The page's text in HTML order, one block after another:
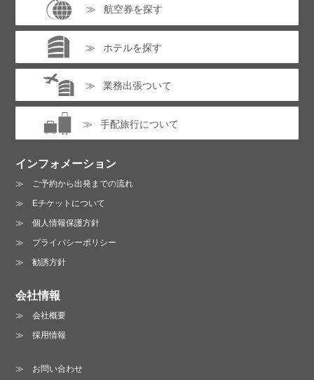
航空券を探す
ホテルを探す
業務出張ついて
手配旅行について
インフォメーション
ご予約から出発までの流れ
Eチケットについて
個人情報保護方針
プライバシーポリシー
勧誘方針
会社情報
会社概要
採用情報
お問い合わせ